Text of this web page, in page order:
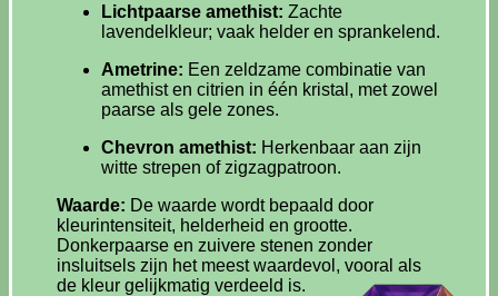
Lichtpaarse amethist: Zachte
lavendelkleur; vaak helder en sprankelend.
Ametrine: Een zeldzame combinatie van
amethist en citrien in één kristal, met zowel
paarse als gele zones.
Chevron amethist: Herkenbaar aan zijn
witte strepen of zigzagpatroon.
Waarde: De waarde wordt bepaald door
kleurintensiteit, helderheid en grootte.
Donkerpaarse en zuivere stenen zonder
insluitsels zijn het meest waardevol, vooral als
de kleur gelijkmatig verdeeld is.